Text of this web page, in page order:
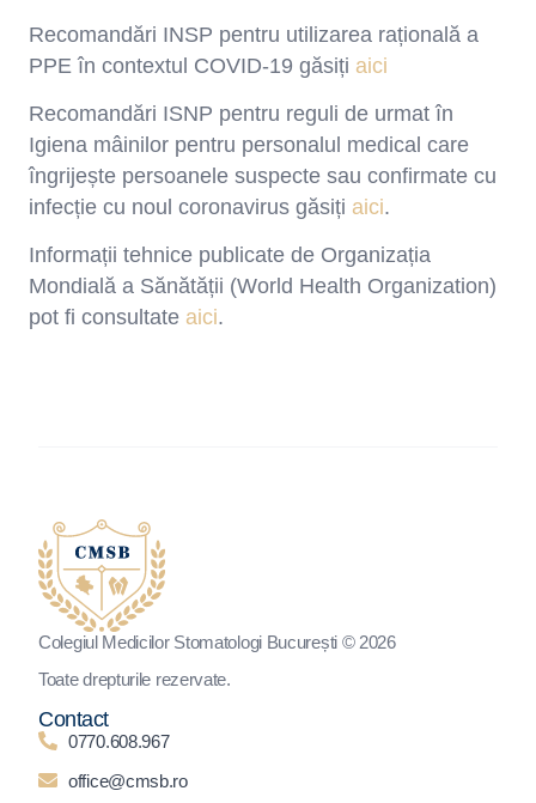
Recomandări INSP pentru utilizarea rațională a
PPE în contextul COVID-19 găsiți aici
Recomandări ISNP pentru reguli de urmat în
Igiena mâinilor pentru personalul medical care
îngrijește persoanele suspecte sau confirmate cu
infecție cu noul coronavirus găsiți aici.
Informații tehnice publicate de Organizația
Mondială a Sănătății (World Health Organization)
pot fi consultate aici.
Colegiul Medicilor Stomatologi București © 2026
Toate drepturile rezervate.
Contact
0770.608.967
office@cmsb.ro